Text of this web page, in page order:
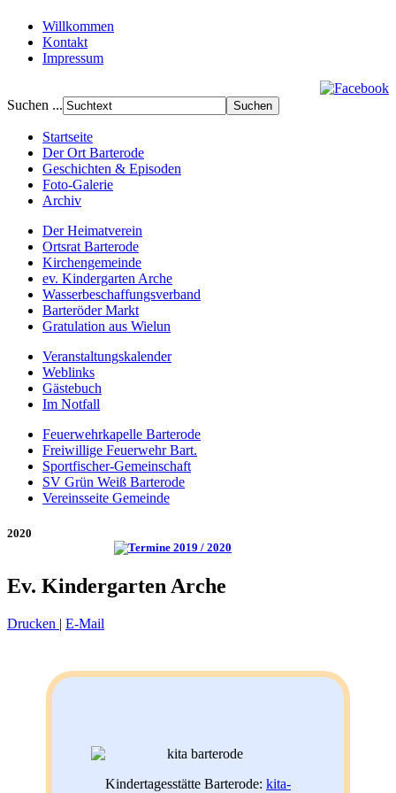
Willkommen
Kontakt
Impressum
Suchen ...
Startseite
Der Ort Barterode
Geschichten & Episoden
Foto-Galerie
Archiv
Der Heimatverein
Ortsrat Barterode
Kirchengemeinde
ev. Kindergarten Arche
Wasserbeschaffungsverband
Barteröder Markt
Gratulation aus Wielun
Veranstaltungskalender
Weblinks
Gästebuch
Im Notfall
Feuerwehrkapelle Barterode
Freiwillige Feuerwehr Bart.
Sportfischer-Gemeinschaft
SV Grün Weiß Barterode
Vereinsseite Gemeinde
2020
Ev. Kindergarten Arche
Drucken | E-Mail
Kindertagesstätte Barterode: kita-